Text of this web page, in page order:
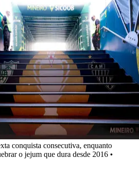
conquista consecutiva, enquanto
o jejum que dura desde 2016 •